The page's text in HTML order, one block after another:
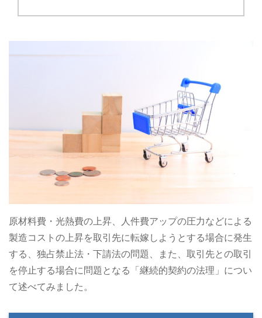
原材料費・光熱費の上昇、人件費アップの圧力などによる
製造コストの上昇を取引先に転嫁しようとする場合に発生
する、独占禁止法・下請法の問題、また、取引先との取引
を停止する場合に問題となる「継続的契約の法理」につい
て述べてみました。